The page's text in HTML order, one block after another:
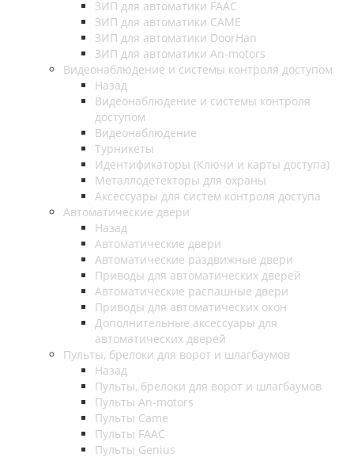
ЗИП для автоматики FAAC
ЗИП для автоматики CAME
ЗИП для автоматики DoorHan
ЗИП для автоматики An-motors
Видеонаблюдение и системы контроля доступом
Назад
Видеонаблюдение и системы контроля
доступом
Видеонаблюдение
Турникеты
Идентификаторы (Ключи и карты доступа)
Металлодетекторы для охраны
Аксессуары для систем контроля доступа
Автоматические двери
Назад
Автоматические двери
Автоматические раздвижные двери
Приводы для автоматических дверей
Автоматические распашные двери
Приводы для автоматических окон
Дополнительные аксессуары для
автоматических дверей
Пульты, брелоки для ворот и шлагбаумов
Назад
Пульты, брелоки для ворот и шлагбаумов
Пульты An-motors
Пульты Came
Пульты FAAC
Пульты Genius